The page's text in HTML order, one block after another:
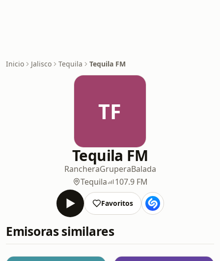
Inicio Jalisco Tequila Tequila FM
TF
Tequila FM
RancheraGruperaBalada
Tequila
107.9 FM
Favoritos
Emisoras similares